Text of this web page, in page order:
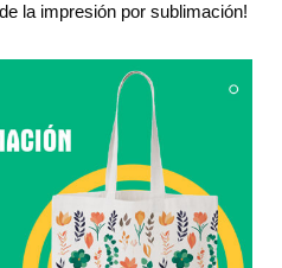
la impresión por sublimación!